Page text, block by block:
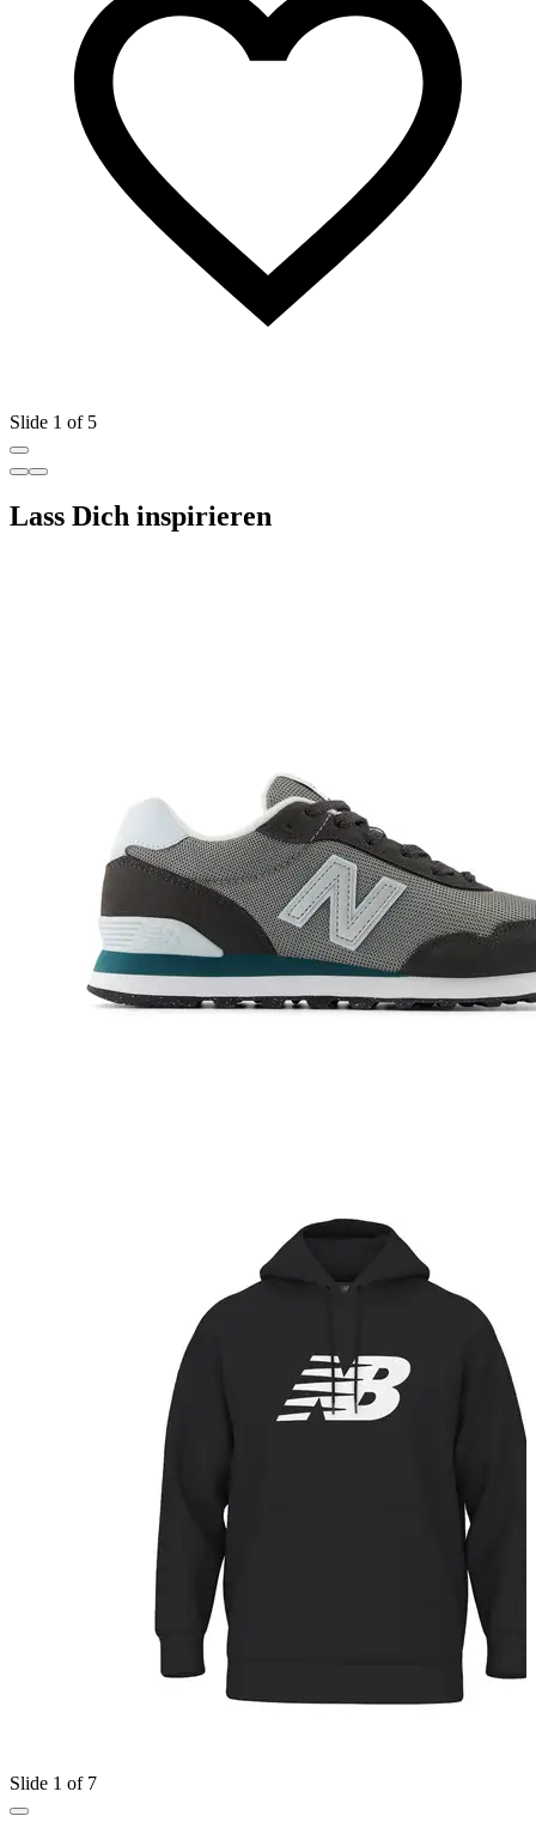
Slide 1 of 5
Lass Dich inspirieren
Slide 1 of 7